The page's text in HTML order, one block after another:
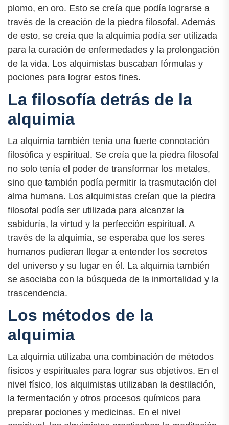
plomo, en oro. Esto se creía que podía lograrse a
través de la creación de la piedra filosofal. Además
de esto, se creía que la alquimia podía ser utilizada
para la curación de enfermedades y la prolongación
de la vida. Los alquimistas buscaban fórmulas y
pociones para lograr estos fines.
La filosofía detrás de la
alquimia
La alquimia también tenía una fuerte connotación
filosófica y espiritual. Se creía que la piedra filosofal
no solo tenía el poder de transformar los metales,
sino que también podía permitir la trasmutación del
alma humana. Los alquimistas creían que la piedra
filosofal podía ser utilizada para alcanzar la
sabiduría, la virtud y la perfección espiritual. A
través de la alquimia, se esperaba que los seres
humanos pudieran llegar a entender los secretos
del universo y su lugar en él. La alquimia también
se asociaba con la búsqueda de la inmortalidad y la
trascendencia.
Los métodos de la
alquimia
La alquimia utilizaba una combinación de métodos
físicos y espirituales para lograr sus objetivos. En el
nivel físico, los alquimistas utilizaban la destilación,
la fermentación y otros procesos químicos para
preparar pociones y medicinas. En el nivel